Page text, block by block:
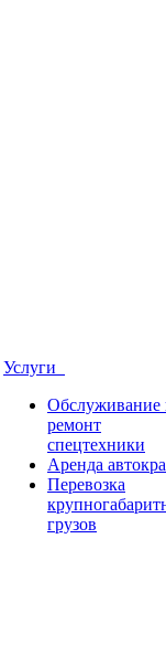
Услуги
Обслуживание
ремонт
спецтехники
Аренда
Перевозка
грузов